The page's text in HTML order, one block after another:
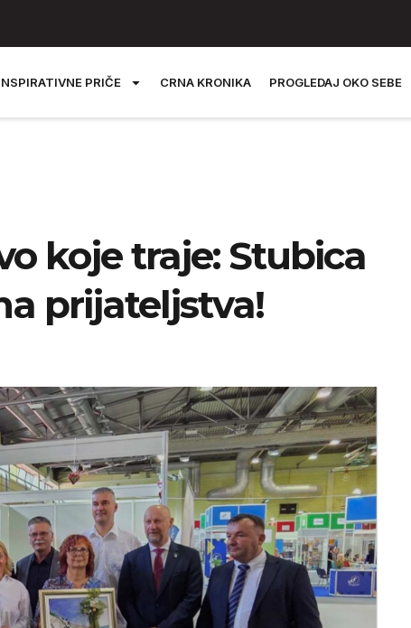
PRIČE CRNA KRONIKA PROGLEDAJ OKO SEBE
koje traje: Stubica
prijateljstva!